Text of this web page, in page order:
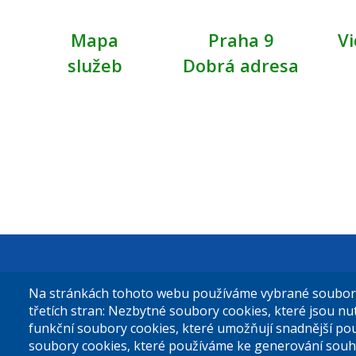
Mapa
služeb
Praha 9
Dobrá adresa
Městská
Sokolovská
180 49
Na stránkách tohoto webu používáme vybrané
třetích stran: Nezbytné soubory cookies, které jsou
funkční soubory cookies, které umožňují snadnější
soubory cookies, které používáme ke generování